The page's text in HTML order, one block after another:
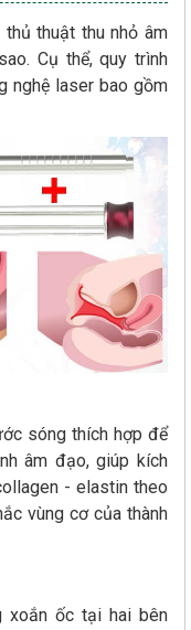
thuật thu nhỏ âm
Cụ thể, quy trình
nghệ laser bao gồm
sóng thích hợp để
âm đạo, giúp kích
- elastin theo
vùng cơ của thành
xoắn ốc tại hai bên